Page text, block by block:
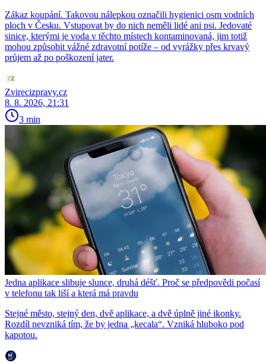
Zákaz koupání. Takovou nálepkou označili hygienici osm vodních
ploch v Česku. Vstupovat by do nich neměli lidé ani psi. Jedovaté
sinice, kterými je voda v těchto místech kontaminovaná, jim totiž
mohou způsobit vážné zdravotní potíže – od vyrážky přes krvavý
průjem až po poškození jater.
Zvirecizpravy.cz
8. 8. 2026, 21:31
3 min
Jedna aplikace slibuje slunce, druhá déšť. Proč se předpovědi počasí
v telefonu tak liší a která má pravdu
Stejné město, stejný den, dvě aplikace, a dvě úplně jiné ikonky.
Rozdíl nevzniká tím, že by jedna „kecala“. Vzniká hluboko pod
kapotou.